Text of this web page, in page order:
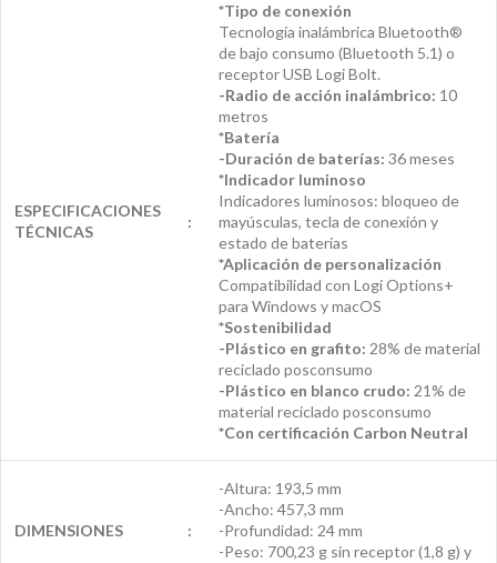
ESPECIFICACIONES
TÉCNICAS
:
*Tipo de conexión
Tecnología inalámbrica Bluetooth®
de bajo consumo (Bluetooth 5.1) o
receptor USB Logi Bolt.
-Radio de acción inalámbrico: 10
metros
*Batería
-Duración de baterías: 36 meses
*Indicador luminoso
Indicadores luminosos: bloqueo de
mayúsculas, tecla de conexión y
estado de baterías
*Aplicación de personalización
Compatibilidad con Logi Options+
para Windows y macOS
*Sostenibilidad
-Plástico en grafito: 28% de material
reciclado posconsumo
-Plástico en blanco crudo: 21% de
material reciclado posconsumo
*Con certificación Carbon Neutral
DIMENSIONES :
-Altura: 193,5 mm
-Ancho: 457,3 mm
-Profundidad: 24 mm
-Peso: 700,23 g sin receptor (1,8 g) y